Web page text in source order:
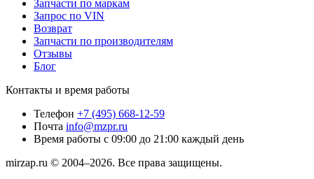
Запчасти по маркам
Запрос по VIN
Возврат
Запчасти по производителям
Отзывы
Блог
Контакты и время работы
Телефон +7 (495) 668-12-59
Почта info@mzpr.ru
Время работы с 09:00 до 21:00 каждый день
mirzap.ru © 2004–2026. Все права защищены.